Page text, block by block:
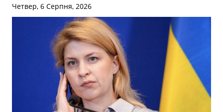
Четвер, 6 Серпня, 2026